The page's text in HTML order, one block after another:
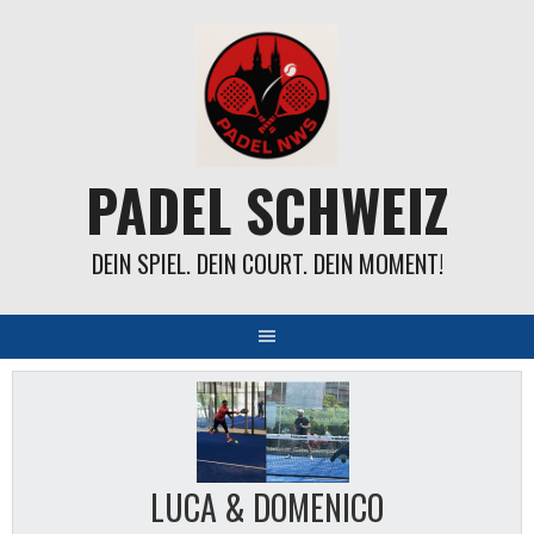
PADEL SCHWEIZ
DEIN SPIEL. DEIN COURT. DEIN MOMENT!
LUCA & DOMENICO